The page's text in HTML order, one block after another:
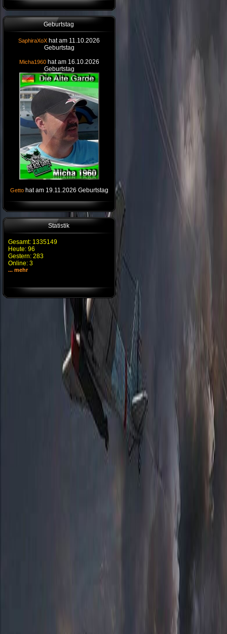
Geburtstag
SaphiraXoX hat am 11.10.2026
Geburtstag
Micha1960 hat am 16.10.2026
Geburtstag
Getto hat am 19.11.2026 Geburtstag
Statistik
Gesamt: 1335149
Heute: 96
Gestern: 283
Online: 3
... mehr